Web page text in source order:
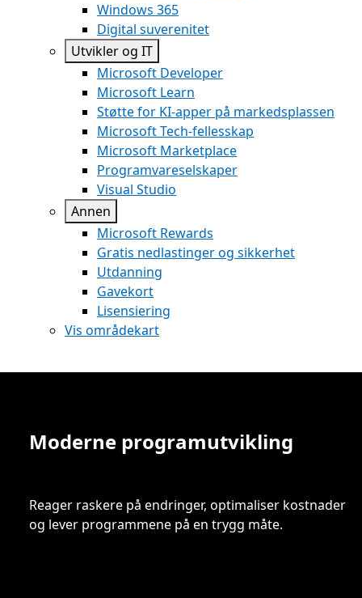
Windows 365
Digital suverenitet
Utvikler og IT
Microsoft Developer
Microsoft Learn
Støtte for KI-apper på markedsplassen
Microsoft Tech-fellesskap
Microsoft Marketplace
Programvareselskaper
Visual Studio
Annen
Microsoft Rewards
Gratis nedlastinger og sikkerhet
Utdanning
Gavekort
Lisensiering
Vis områdekart
Moderne programutvikling
Reager raskere på endringer, optimaliser kostnader
og lever programmene på en trygg måte.